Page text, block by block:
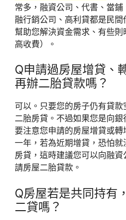
常多，融資公司、代書、當
融行銷公司、高利貸都是民
幫助您解決資金需求、有些則
高收費）。
Q申請過房屋增貸、
再辦二胎貸款嗎？
可以。只要您的房子仍有貸
二胎房貸。不過如果您是向銀
要注意您申請的房屋增貸或
一年，若為近期增貸，恐怕
房貸，這時建議您可以向融
請房屋二胎貸款。
Q房屋若是共同持有
二貸嗎？